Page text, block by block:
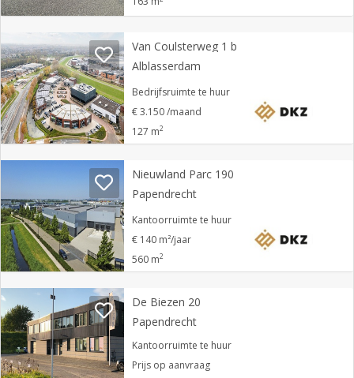
Login
Van Coulsterweg 1 b
Alblasserdam
Bedrijfsruimte te huur
€ 3.150 /maand
127 m2
Nieuwland Parc 190
Papendrecht
Kantoorruimte te huur
€ 140 m²/jaar
560 m2
De Biezen 20
Papendrecht
Kantoorruimte te huur
Prijs op aanvraag